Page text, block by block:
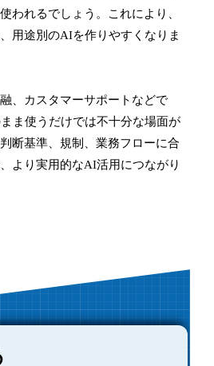
われるでしょう。これにより、
用途別のAIを作りやすくなりま
、カスタマーサポートなどで
ま使うだけでは不十分な場面が
断基準、規制、業務フローに合
より実用的なAI活用につながり